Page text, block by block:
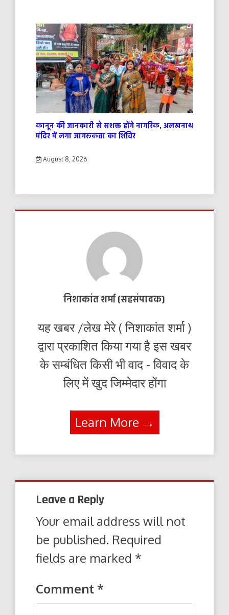
कानून की जानकारी से सशक्त होंगे नागरिक, अलखनाथ
मंदिर में लगा जागरूकता का शिविर
August 8, 2026
निशाकांत शर्मा (सहसंपादक)
यह खबर /लेख मेरे ( निशाकांत शर्मा )
द्वारा प्रकाशित किया गया है इस खबर
के सम्बंधित किसी भी वाद - विवाद के
लिए में खुद जिम्मेदार होंगा
Learn More →
Leave a Reply
Your email address will not
be published. Required
fields are marked *
Comment *